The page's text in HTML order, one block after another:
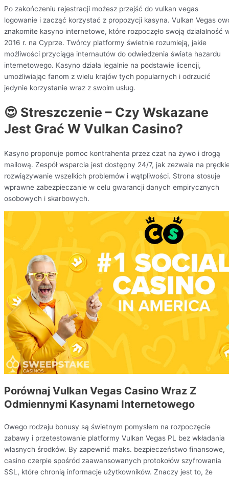
Po zakończeniu rejestracji możesz przejść do vulkan vegas
logowanie i zacząć korzystać z propozycji kasyna. Vulkan Vegas
znakomite kasyno internetowe, które rozpoczęło swoją działalność
2016 r. na Cyprze. Twórcy platformy świetnie rozumieją, jakie
możliwości przyciąga internautów do odwiedzenia świata hazardu
internetowego. Kasyno działa legalnie na podstawie licencji,
umożliwiając fanom z wielu krajów tych popularnych i odrzucić
jedynie korzystanie wraz z swoim usług.
😍 Streszczenie – Czy Wskazane
Jest Grać W Vulkan Casino?
Kasyno proponuje pomoc kontrahenta przez czat na żywo i drogą
mailową. Zespół wsparcia jest dostępny 24/7, jak zezwala na
rozwiązywanie wszelkich problemów i wątpliwości. Strona stosuje
wprawne zabezpieczanie w celu gwarancji danych empirycznych
osobowych i skarbowych.
Porównaj Vulkan Vegas Casino Wraz Z
Odmiennymi Kasynami Internetowego
Owego rodzaju bonusy są świetnym pomysłem na rozpoczęcie
zabawy i przetestowanie platformy Vulkan Vegas PL bez wkładania
własnych środków. By zapewnić maks. bezpieczeństwo finansowe,
casino czerpie spośród zaawansowanych protokołów szyfrowania
SSL, które chronią informacje użytkowników. Znaczy jest to, że